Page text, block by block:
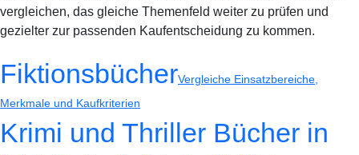
vergleichen, das gleiche Themenfeld weiter zu prüfen und
gezielter zur passenden Kaufentscheidung zu kommen.
FiktionsbücherVergleiche Einsatzbereiche,
Merkmale und Kaufkriterien
Krimi und Thriller Bücher in